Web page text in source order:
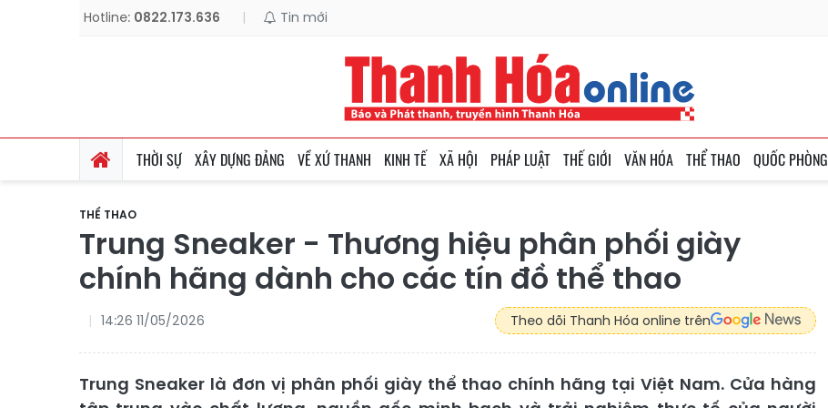
Hotline: 0822.173.636 | Tin mới
THỜI SỰ XÂY DỰNG ĐẢNG VỀ XỨ THANH KINH TẾ XÃ HỘI PHÁP LUẬT THẾ GIỚI VĂN HÓA THỂ THAO QUỐC PHÒNG
THỂ THAO
Trung Sneaker - Thương hiệu phân phối giày
chính hãng dành cho các tín đồ thể thao
14:26 11/05/2026 Theo dõi Thanh Hóa online trên
Trung Sneaker là đơn vị phân phối giày thể thao chính hãng tại Việt Nam. Cửa hàng